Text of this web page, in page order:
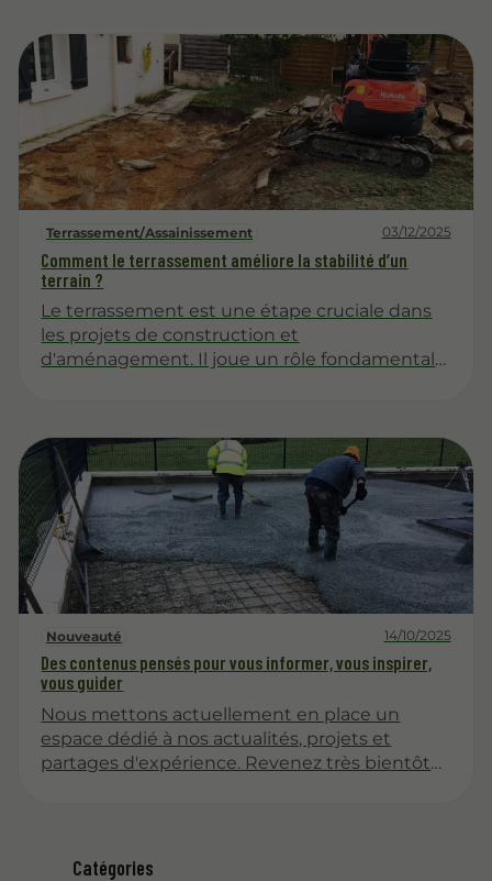
Catégories
concevoir des accès extérieurs qui allient
esthétique et praticité.
Terrassement/Assainissement 03/12/2025
Comment le terrassement améliore la stabilité d’un
terrain ?
Le terrassement est une étape cruciale dans
les projets de construction et
d'aménagement. Il joue un rôle fondamental
différentes facettes de cette pratique, en
mettant en lumière ses avantages et ses
méthodes.
Nouveauté 14/10/2025
Des contenus pensés pour vous informer, vous inspirer,
vous guider
Nous mettons actuellement en place un
espace dédié à nos actualités, projets et
partages d'expérience. Revenez très bientôt